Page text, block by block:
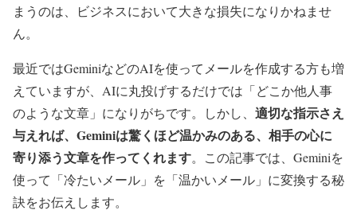
まうのは、ビジネスにおいて大きな損失になりかねませ
ん。
最近ではGeminiなどのAIを使ってメールを作成する方も増
えていますが、AIに丸投げするだけでは「どこか他人事
のような文章」になりがちです。しかし、 適切な指示さえ
与えれば、Geminiは驚くほど温かみのある、相手の心に
寄り添う文章を作ってくれます。この記事では、Geminiを
使って「冷たいメール」を「温かいメール」に変換する秘
訣をお伝えします。